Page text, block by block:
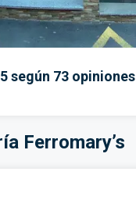
según 73 opiniones
Ferromary’s